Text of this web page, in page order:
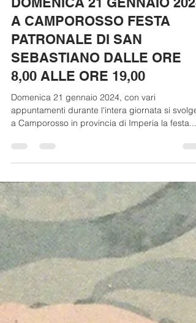
ROMEO FERRERO
19 gen 2024
DOMENICA 21 GENNAIO 2024
A CAMPOROSSO FESTA
PATRONALE DI SAN
SEBASTIANO DALLE ORE
8,00 ALLE ORE 19,00
appuntamenti durante l'intera giornata si
a Camporosso in provincia di Imperia la festa...